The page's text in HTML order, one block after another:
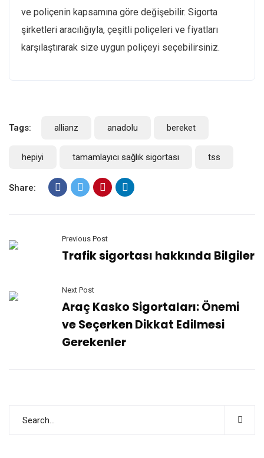
ve poliçenin kapsamına göre değişebilir. Sigorta
şirketleri aracılığıyla, çeşitli poliçeleri ve fiyatları
karşılaştırarak size uygun poliçeyi seçebilirsiniz.
Tags: allianz anadolu bereket
hepiyi tamamlayıcı sağlık sigortası tss
Share:
Previous Post
Trafik sigortası hakkında Bilgiler
Next Post
Araç Kasko Sigortaları: Önemi
ve Seçerken Dikkat Edilmesi
Gerekenler